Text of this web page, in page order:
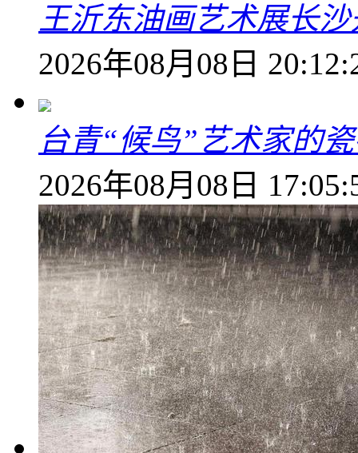
王沂东油画艺术展长
2026年08月08日
台青“候鸟”艺术家的
2026年08月08日